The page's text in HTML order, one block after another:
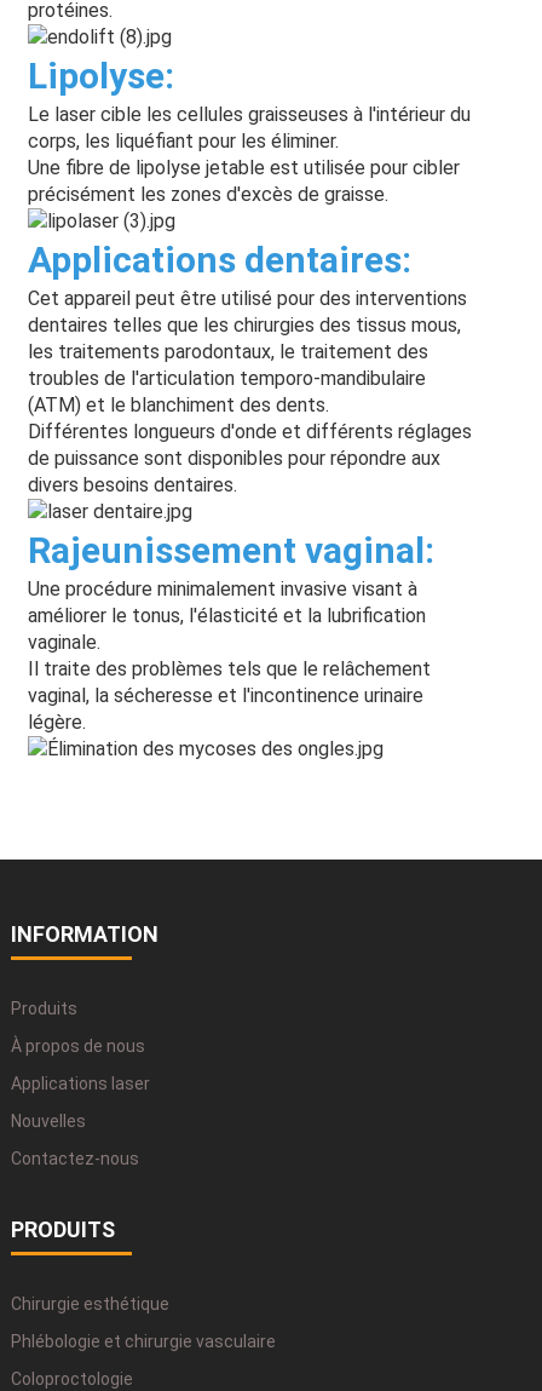
protéines.
Lipolyse:
Le laser cible les cellules graisseuses à l'intérieur du
corps, les liquéfiant pour les éliminer.
Une fibre de lipolyse jetable est utilisée pour cibler
précisément les zones d'excès de graisse.
Applications dentaires:
Cet appareil peut être utilisé pour des interventions
dentaires telles que les chirurgies des tissus mous,
les traitements parodontaux, le traitement des
troubles de l'articulation temporo-mandibulaire
(ATM) et le blanchiment des dents.
Différentes longueurs d'onde et différents réglages
de puissance sont disponibles pour répondre aux
divers besoins dentaires.
Rajeunissement vaginal:
Une procédure minimalement invasive visant à
améliorer le tonus, l'élasticité et la lubrification
vaginale.
Il traite des problèmes tels que le relâchement
vaginal, la sécheresse et l'incontinence urinaire
légère.
INFORMATION
Produits
À propos de nous
Applications laser
Nouvelles
Contactez-nous
PRODUITS
Chirurgie esthétique
Phlébologie et chirurgie vasculaire
Coloproctologie